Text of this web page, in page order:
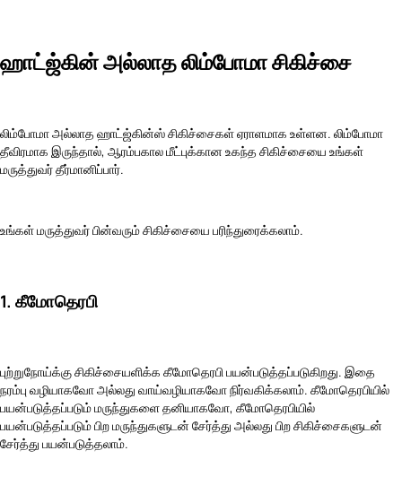
ஹாட்ஜ்கின் அல்லாத லிம்போமா சிகிச்சை
லிம்போமா அல்லாத ஹாட்ஜ்கின்ஸ் சிகிச்சைகள் ஏராளமாக உள்ளன. லிம்போமா
தீவிரமாக இருந்தால், ஆரம்பகால மீட்புக்கான உகந்த சிகிச்சையை உங்கள்
மருத்துவர் தீர்மானிப்பார்.
உங்கள் மருத்துவர் பின்வரும் சிகிச்சையை பரிந்துரைக்கலாம்.
1. கீமோதெரபி
புற்றுநோய்க்கு சிகிச்சையளிக்க கீமோதெரபி பயன்படுத்தப்படுகிறது. இதை
நரம்பு வழியாகவோ அல்லது வாய்வழியாகவோ நிர்வகிக்கலாம். கீமோதெரபியில்
பயன்படுத்தப்படும் மருந்துகளை தனியாகவோ, கீமோதெரபியில்
பயன்படுத்தப்படும் பிற மருந்துகளுடன் சேர்த்து அல்லது பிற சிகிச்சைகளுடன்
சேர்த்து பயன்படுத்தலாம்.